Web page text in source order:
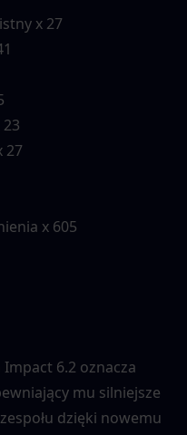
x 27
27
x 605
6.2 oznacza
mu silniejsze
dzięki nowemu